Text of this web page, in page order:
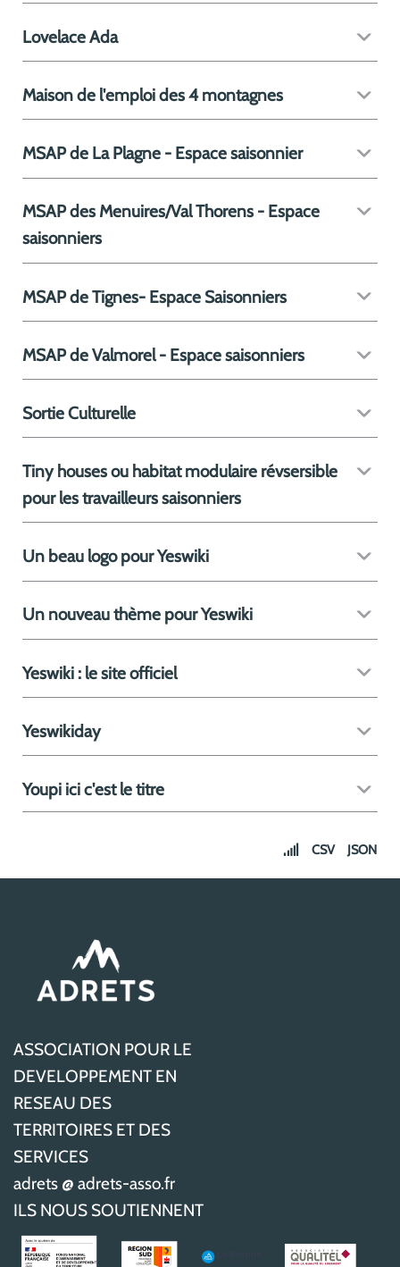
Lovelace Ada
Maison de l'emploi des 4 montagnes
MSAP de La Plagne - Espace saisonnier
MSAP des Menuires/Val Thorens - Espace
saisonniers
MSAP de Tignes- Espace Saisonniers
MSAP de Valmorel - Espace saisonniers
Sortie Culturelle
Tiny houses ou habitat modulaire révsersible
pour les travailleurs saisonniers
Un beau logo pour Yeswiki
Un nouveau thème pour Yeswiki
Yeswiki : le site officiel
Yeswikiday
Youpi ici c'est le titre
CSV JSON
ASSOCIATION POUR LE
DEVELOPPEMENT EN
RESEAU DES
TERRITOIRES ET DES
SERVICES
adrets @ adrets-asso.fr
ILS NOUS SOUTIENNENT